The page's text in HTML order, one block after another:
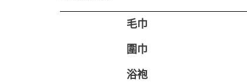
毛巾
圍巾
浴袍